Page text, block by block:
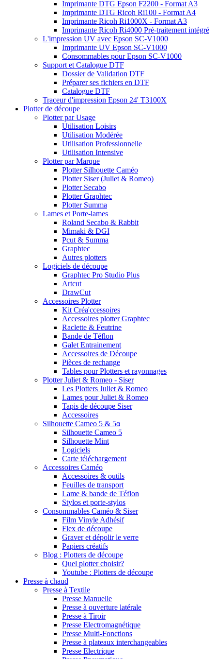
Imprimante DTG Epson F2200 - Format A3
Imprimante DTG Ricoh Ri100 - Format A4
Imprimante Ricoh Ri1000X - Format A3
Imprimante Ricoh Ri4000 Pré-traitement intégré
L'impression UV avec Epson SC-V1000
Imprimante UV Epson SC-V1000
Consommables pour Epson SC-V1000
Support et Catalogue DTF
Dossier de Validation DTF
Préparer ses fichiers en DTF
Catalogue DTF
Traceur d'impression Epson 24' T3100X
Plotter de découpe
Plotter par Usage
Utilisation Loisirs
Utilisation Modérée
Utilisation Professionnelle
Utilisation Intensive
Plotter par Marque
Plotter Silhouette Caméo
Plotter Siser (Juliet & Romeo)
Plotter Secabo
Plotter Graphtec
Plotter Summa
Lames et Porte-lames
Roland Secabo & Rabbit
Mimaki & DGI
Pcut & Summa
Graphtec
Autres plotters
Logiciels de découpe
Graphtec Pro Studio Plus
Artcut
DrawCut
Accessoires Plotter
Kit Créa'ccessoires
Accessoires plotter Graphtec
Raclette & Feutrine
Bande de Téflon
Galet Entrainement
Accessoires de Découpe
Pièces de rechange
Tables pour Plotters et rayonnages
Plotter Juliet & Romeo - Siser
Les Plotters Juliet & Romeo
Lames pour Juliet & Romeo
Tapis de découpe Siser
Accessoires
Silhouette Cameo 5 & 5α
Silhouette Cameo 5
Silhouette Mint
Logiciels
Carte téléchargement
Accessoires Caméo
Accessoires & outils
Feuilles de transport
Lame & bande de Téflon
Stylos et porte-stylos
Consommables Caméo & Siser
Film Vinyle Adhésif
Flex de découpe
Graver et dépolir le verre
Papiers créatifs
Blog : Plotters de découpe
Quel plotter choisir?
Youtube : Plotters de découpe
Presse à chaud
Presse à Textile
Presse Manuelle
Presse à ouverture latérale
Presse à Tiroir
Presse Electromagnétique
Presse Multi-Fonctions
Presse à plateaux interchangeables
Presse Electrique